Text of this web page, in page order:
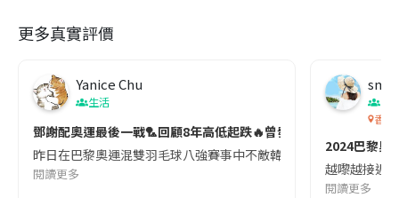
更多真實評價
Yanice Chu
生活
鄧謝配奧運最後一戰🏸回顧8年高低起跌🔥曾發燒落場喊住打😭
昨日在巴黎奧運混雙羽毛球八強賽事中不敵韓國選手落敗的｢鄧
閱讀更多
香港
2024巴黎
越嚟越接近
閱讀更多